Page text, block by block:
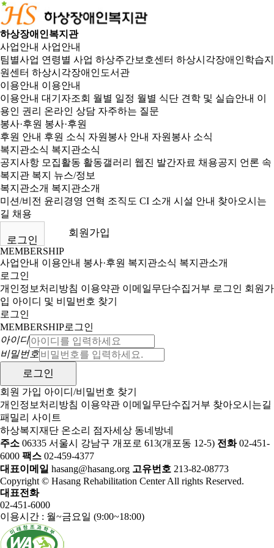
하상장애인복지관
사업안내 사업안내
팀별사업 연령별 사업 하상주간보호센터 하상시각장애인학습지
원센터 하상시각장애인도서관
이용안내 이용안내
이용안내 대기자조회 월별 일정 월별 식단 견학 및 실습안내 이
용인 권리 온라인 상담 자주하는 질문
봉사·후원 봉사·후원
후원 안내 후원 소식 자원봉사 안내 자원봉사 소식
복지관소식 복지관소식
공지사항 모집활동 활동갤러리 웹진 발간자료 채용공지
언론 속
복지관 복지 뉴스/정보
복지관소개 복지관소개
미션/비전 윤리경영 연혁 조직도 CI 소개 시설 안내 찾아오시는
길 채용
로그인
회원가입
MEMBERSHIP
사업안내 이용안내 봉사·후원 복지관소식 복지관소개
로그인
개인정보처리방침 이용약관 이메일무단수집거부 로그인 회원가
입 아이디 및 비밀번호 찾기
로그인
MEMBERSHIP로그인
아이디
비밀번호
회원 가입 아이디/비밀번호 찾기
개인정보처리방침 이용약관 이메일무단수집거부 찾아오시는길
패밀리 사이트
하상복지재단 온소리 점자세상 동네방네
주소 06335 서울시 강남구 개포로 613(개포동 12-5) 전화02-451-
6000 팩스 02-459-4377
대표이메일 hasang@hasang.org 고유번호 213-82-08773
Copyright © Hasang Rehabilitation Center All rights Reserved.
대표전화
02-451-6000
이용시간 : 월~금요일 (9:00~18:00)